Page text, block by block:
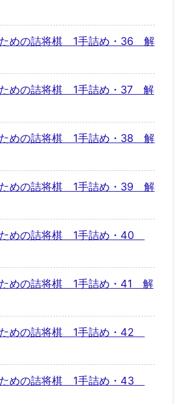
めの詰将棋 1手詰め・36 解
めの詰将棋 1手詰め・37 解
めの詰将棋 1手詰め・38 解
めの詰将棋 1手詰め・39 解
めの詰将棋 1手詰め・40
めの詰将棋 1手詰め・41 解
めの詰将棋 1手詰め・42
めの詰将棋 1手詰め・43